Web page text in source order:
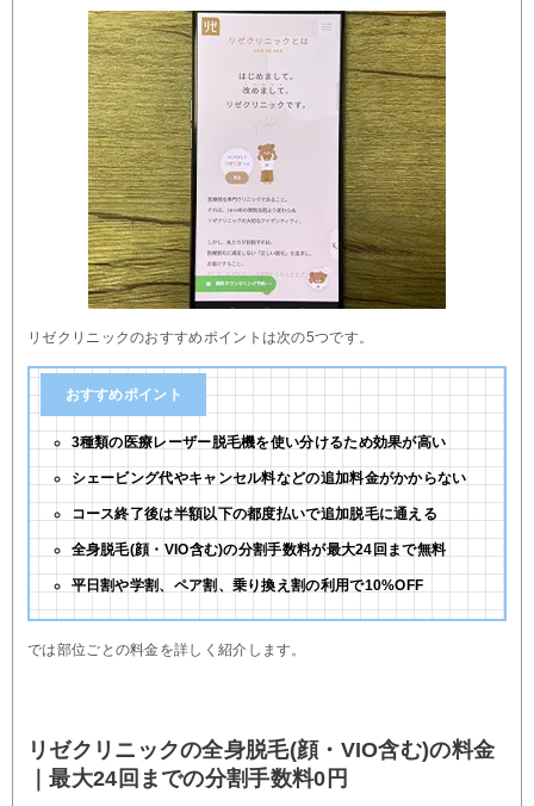
リゼクリニックのおすすめポイントは次の5つです。
おすすめポイント
3種類の医療レーザー脱毛機を使い分けるため効果が高い
シェービング代やキャンセル料などの追加料金がかからない
コース終了後は半額以下の都度払いで追加脱毛に通える
全身脱毛(顔・VIO含む)の分割手数料が最大24回まで無料
平日割や学割、ペア割、乗り換え割の利用で10%OFF
では部位ごとの料金を詳しく紹介します。
リゼクリニックの全身脱毛(顔・VIO含む)の料金
｜最大24回までの分割手数料0円